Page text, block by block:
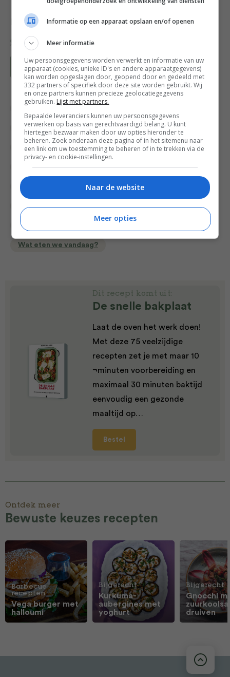
Deel dit recept
Bewaar recept
Diner voor 4 of meer Fruit Fruit recepten
Gangen Gelegenheid Kaas
Makkelijke recepten Meatless Monday
Ovengerechten Recepten Snelle recepten
Superfood Tussengerecht
Vegetarische recepten
Wat eten we vandaag?
Dit recept komt uit:
De snelle bakplaat
Laat de oven het werk doen!
Met deze 75 veelzijdige
recepten zet je met maar 10
¬minuten voorbereiding en
maximaal 30 minuten baktijd
eenvoudig een gezonde
maaltijd op…
Bestel
Ontdek meer
Bewuste keuzes recepten
Barbecue
recepten
Vega burger met
halloumi
Bijgerecht
Kurkuma-
aubergines met
yoghurt
Bijgerecht
Gnocchi
druiven
Informatie op een apparaat opslaan en/of openen
Meer informatie
Uw persoonsgegevens worden verwerkt en informatie van uw
apparaat (cookies, unieke ID's en andere apparaatgegevens)
kan worden opgeslagen door, geopend door en gedeeld met
332 partners of specifiek door deze site worden gebruikt. Wij
en onze partners kunnen precieze geolocatiegegevens
gebruiken. Lijst met partners.
Bepaalde leveranciers kunnen uw persoonsgegevens
verwerken op basis van gerechtvaardigd belang. U kunt
hiertegen bezwaar maken door uw opties hieronder te
beheren. Zoek onderaan deze pagina of in het sitemenu naar
een link om uw toestemming te beheren of in te trekken via de
privacy- en cookie-instellingen.
Naar de website
Meer opties